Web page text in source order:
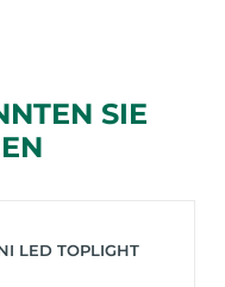
SIE
LED TOPLIGHT